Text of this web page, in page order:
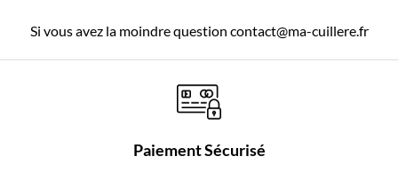
Si vous avez la moindre question contact@ma-cuillere.fr
Paiement Sécurisé